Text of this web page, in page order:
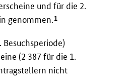
und für die 2.
genommen.1
Besuchsperiode)
(2 387 für die 1.
nicht